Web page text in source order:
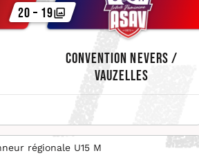
Convention Nevers /
Vauzelles
20 – 19
régionale U15 M